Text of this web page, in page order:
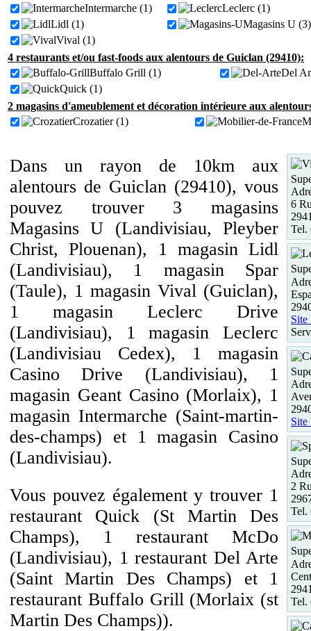
Intermarche (1)
Leclerc (1)
Lidl (1)
Magasins U (3)
Vival (1)
4 restaurants et/ou fast-foods aux alentours de Guiclan (29410):
Buffalo Grill (1)
Del
Quick (1)
2 magasins d'ameublement et décoration intérieure aux
Crozatier (1)
Dans un rayon de 10km aux
alentours de Guiclan (29410), vous
pouvez trouver 3 magasins
Magasins U (Landivisiau, Pleyber
Christ, Plouenan), 1 magasin Lidl
(Landivisiau), 1 magasin Spar
(Taule), 1 magasin Vival (Guiclan),
1 magasin Leclerc Drive
(Landivisiau), 1 magasin Leclerc
(Landivisiau Cedex), 1 magasin
Casino Drive (Landivisiau), 1
magasin Geant Casino (Morlaix), 1
magasin Intermarche (Saint-martin-
des-champs) et 1 magasin Casino
(Landivisiau).
Vous pouvez également y trouver 1
restaurant Quick (St Martin Des
Champs), 1 restaurant McDo
(Landivisiau), 1 restaurant Del Arte
(Saint Martin Des Champs) et 1
restaurant Buffalo Grill (Morlaix (st
Martin Des Champs)).
6
Tel.
Site
Site
2
Tel.
Tel.